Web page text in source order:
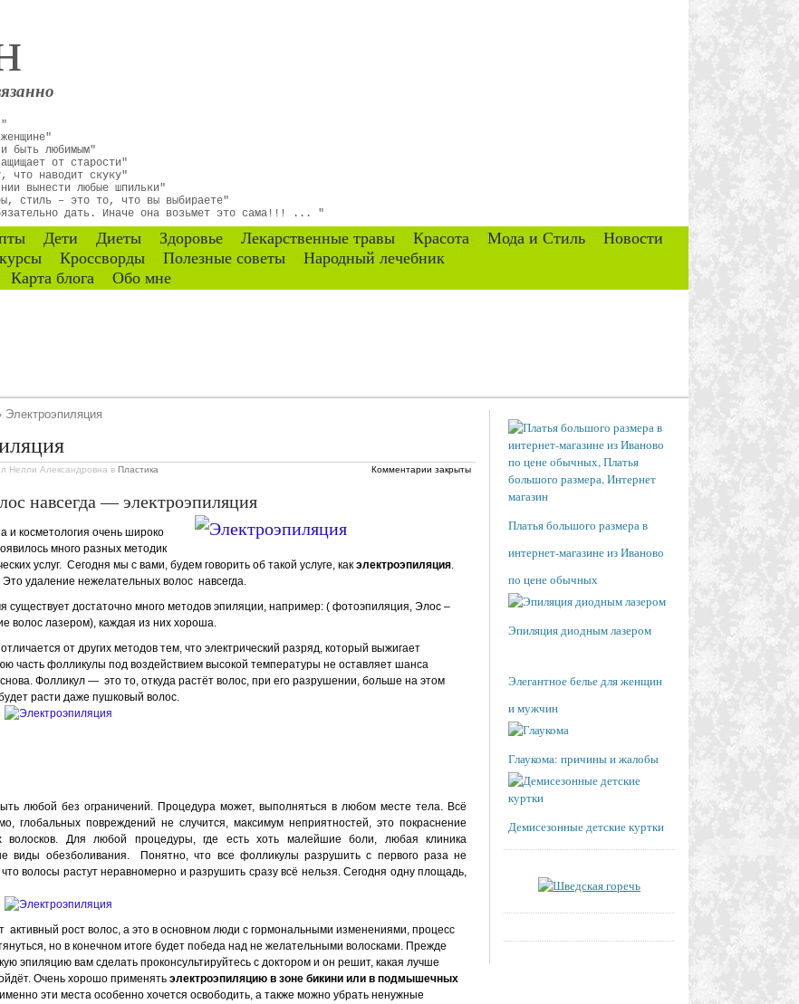
быть любимым"
от старости"
что наводит скуку"
вынести любые шпильки"
стиль – это то, что вы выбираете"
дать. Иначе она возьмет это сама!!! ... "
Дети Диеты Здоровье Лекарственные травы Красота Мода и Стиль
Новости
Кроссворды Полезные советы
Народный лечебник
Карта блога Обо мне
Электроэпиляция
Нелли Александровна в Пластика Комментарии закрыты
навсегда — электроэпиляция
и косметология очень широко
много разных методик
услуг. Сегодня мы с вами, будем говорить об такой услуге, как электроэпиляция.
Это удаление нежелательных волос навсегда.
существует достаточно много методов эпиляции, например: ( фотоэпиляция, Элос –
волос лазером), каждая из них хороша.
от других методов тем, что электрический разряд, который выжигает
часть фолликулы под воздействием высокой температуры не оставляет шанса
Фолликул — это то, откуда растёт волос, при его разрушении, больше на этом
расти даже пушковый волос.
любой без ограничений. Процедура может, выполняться в любом месте тела. Всё
глобальных повреждений не случится, максимум неприятностей, это покраснение
волосков. Для любой процедуры, где есть хоть малейшие боли, любая клиника
виды обезболивания. Понятно, что все фолликулы разрушить с первого раза не
волосы растут неравномерно и разрушить сразу всё нельзя. Сегодня одну площадь,
активный рост волос, а это в основном люди с гормональными изменениями, процесс
но в конечном итоге будет победа над не желательными волосками. Прежде
эпиляцию вам сделать проконсультируйтесь с доктором и он решит, какая лучше
Очень хорошо применять электроэпиляцию в зоне бикини или в подмышечных
именно эти места особенно хочется освободить, а также можно убрать ненужные
Платья большого размера в
интернет-магазине из Иваново
по цене обычных
Эпиляция диодным лазером
Элегантное белье для женщин
и мужчин
Глаукома: причины и жалобы
Демисезонные детские куртки